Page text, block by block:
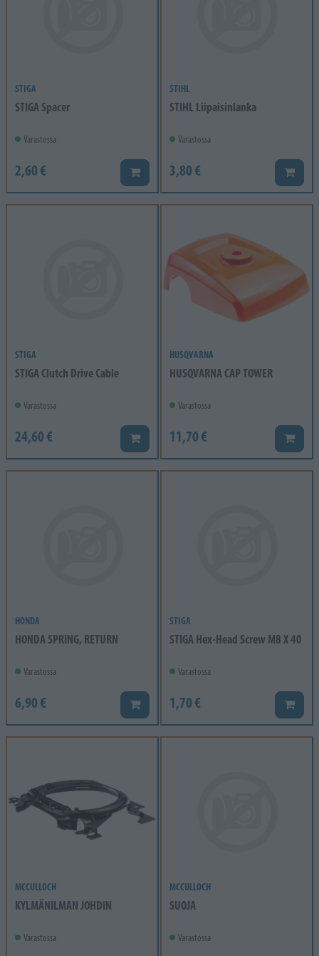
STIGA
STIGA Spacer
Varastossa
2,60 € Lisää koriin
STIHL
STIHL Liipaisinlanka
Varastossa
3,80 € Lisää
STIGA
STIGA Clutch Drive Cable
Varastossa
24,60 € Lisää koriin
HUSQVARNA
HUSQVARNA CAP TOWER
Varastossa
11,70 € Lisää
HONDA
HONDA SPRING, RETURN
Varastossa
6,90 € Lisää koriin
STIGA
STIGA Hex-Head Screw M8 X 40
Varastossa
1,70 € Lisää
MCCULLOCH
KYLMÄNILMAN JOHDIN
Varastossa
MCCULLOCH
SUOJA
Varastossa